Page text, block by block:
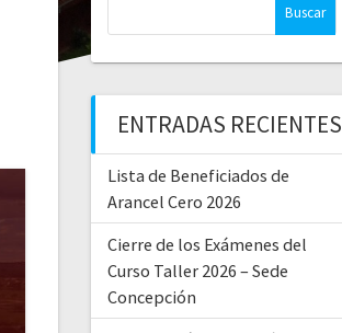
ENTRADAS RECIENTES
Lista de Beneficiados de
Arancel Cero 2026
Cierre de los Exámenes del
Curso Taller 2026 – Sede
Concepción